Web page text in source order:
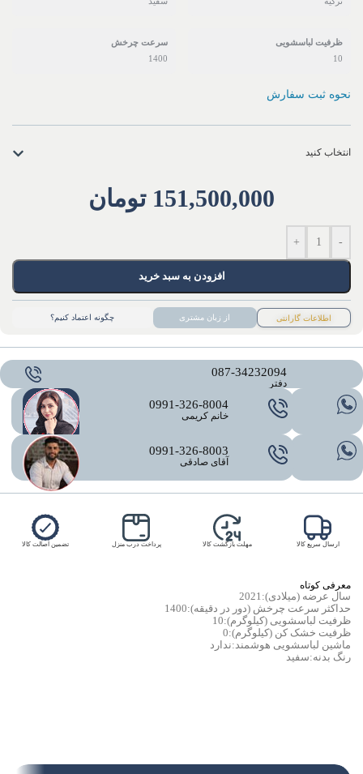
ظرفیت لباسشویی
10
سرعت‌ چرخش
1400
نحوه ثبت سفارش
انتخاب کنید
151,500,000 تومان
-
+
افزودن به سبد خرید
اطلاعات گارانتی از زبان مشتری چگونه اعتماد کنیم؟
087-34232094
دفتر
0991-326-8004
خانم کریمی
0991-326-8003
آقای صادقی
ارسال سریع کالا مهلت بازگشت کالا پرداخت درب منزل تضمین اصالت کالا
معرفی کوتاه
سال عرضه (میلادی):2021
حداکثر سرعت چرخش (دور در دقیقه):1400
ظرفیت لباسشویی (کیلوگرم):10
ظرفیت خشک کن (کیلوگرم):0
ماشین لباسشویی هوشمند:ندارد
رنگ بدنه:سفید